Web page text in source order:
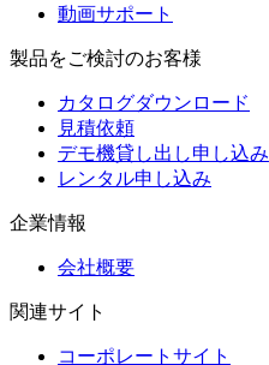
動画サポート
製品をご検討のお客様
カタログダウンロード
見積依頼
デモ機貸し出し申し込み
レンタル申し込み
企業情報
会社概要
関連サイト
コーポレートサイト